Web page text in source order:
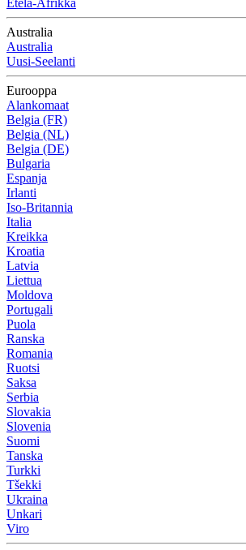
Etelä-Afrikka
Australia
Australia
Uusi-Seelanti
Eurooppa
Alankomaat
Belgia (FR)
Belgia (NL)
Belgia (DE)
Bulgaria
Espanja
Irlanti
Iso-Britannia
Italia
Kreikka
Kroatia
Latvia
Liettua
Moldova
Portugali
Puola
Ranska
Romania
Ruotsi
Saksa
Serbia
Slovakia
Slovenia
Suomi
Tanska
Turkki
Tšekki
Ukraina
Unkari
Viro